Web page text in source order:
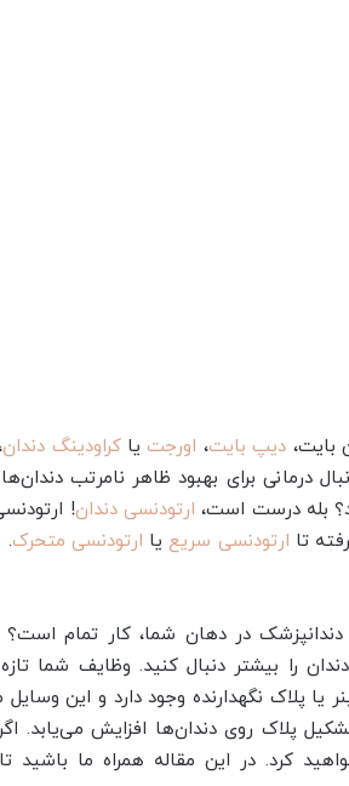
بایت، دیپ بایت، اورجت یاکراودینگ دندان
درمانی برای بهبود ظاهر نامرتب
بله درست است، ارتودنسی دندان!
تا ارتودنسی سریع یا ارتودنسی متحرک.
در دهان شما، کار تمام است؟
را بیشتر دنبال کنید. وظایف شما
یا پلاک نگهدارنده وجود دارد و این
پلاک روی دندان‌ها افزایش می‌یابد.
کرد. در این مقاله همراه ما باشید